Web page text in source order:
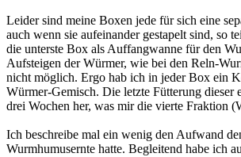
Leider sind meine Boxen jede für sich eine
auch wenn sie aufeinander gestapelt sind, so
die unterste Box als Auffangwanne für den
Aufsteigen der Würmer, wie bei den Reln-
nicht möglich. Ergo hab ich in jeder Box ein
Würmer-Gemisch. Die letzte Fütterung dieser
drei Wochen her, was mir die vierte Fraktion
Ich beschreibe mal ein wenig den Aufwand
Wurmhumusernte hatte. Begleitend habe ich